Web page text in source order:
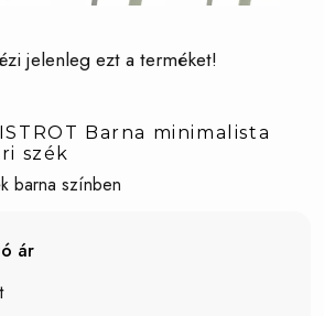
jelenleg ezt a terméket!
Barna minimalista
szék
barna színben
ár